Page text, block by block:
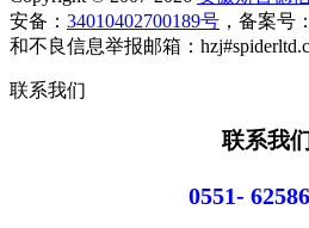
安备： 34010402700189号 ，备案号：
和不良信息举报邮箱：
联系我们
联系我们
0551-